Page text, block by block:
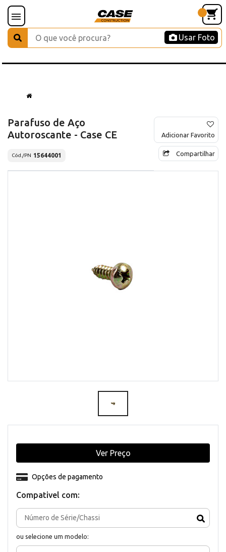
Usar Foto
Parafuso de Aço
Autoroscante - Case CE
Cód./PN 15644001
Adicionar Favorito
Compartilhar
Compativel com:
ou selecione um modelo:
Opções de pagamento
Ver Preço